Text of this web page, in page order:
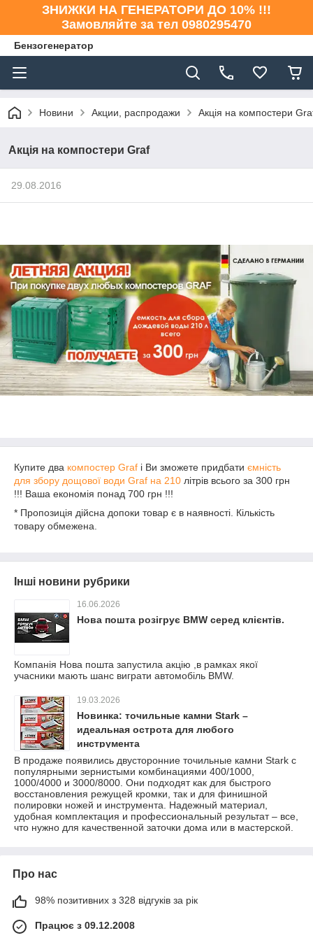
ЗНИЖКИ НА ГЕНЕРАТОРИ ДО 10% !!!
Замовляйте за тел 0980295470
Бензогенератор
Новини Акции, распродажи Акція на компостери
Акція на компостери Graf
29.08.2016
Купите два компостер Graf і Ви зможете придбати ємність
для збору дощової води Graf на 210 літрів всього за 300 грн
!!! Ваша економія понад 700 грн !!!
* Пропозиція дійсна допоки товар є в наявності. Кількість
товару обмежена.
Інші новини рубрики
16.06.2026
Нова пошта розігрує BMW серед клієнтів.
Компанія Нова пошта запустила акцію ,в рамках якої
учасники мають шанс виграти автомобіль BMW.
19.03.2026
Новинка: точильные камни Stark –
идеальная острота для любого
инструмента
В продаже появились двусторонние точильные камни Stark с
популярными зернистыми комбинациями 400/1000,
1000/4000 и 3000/8000. Они подходят как для быстрого
восстановления режущей кромки, так и для финишной
полировки ножей и инструмента. Надежный материал,
удобная комплектация и профессиональный результат – все,
что нужно для качественной заточки дома или в мастерской.
Про нас
98% позитивних з 328 відгуків за рік
Працює з 09.12.2008